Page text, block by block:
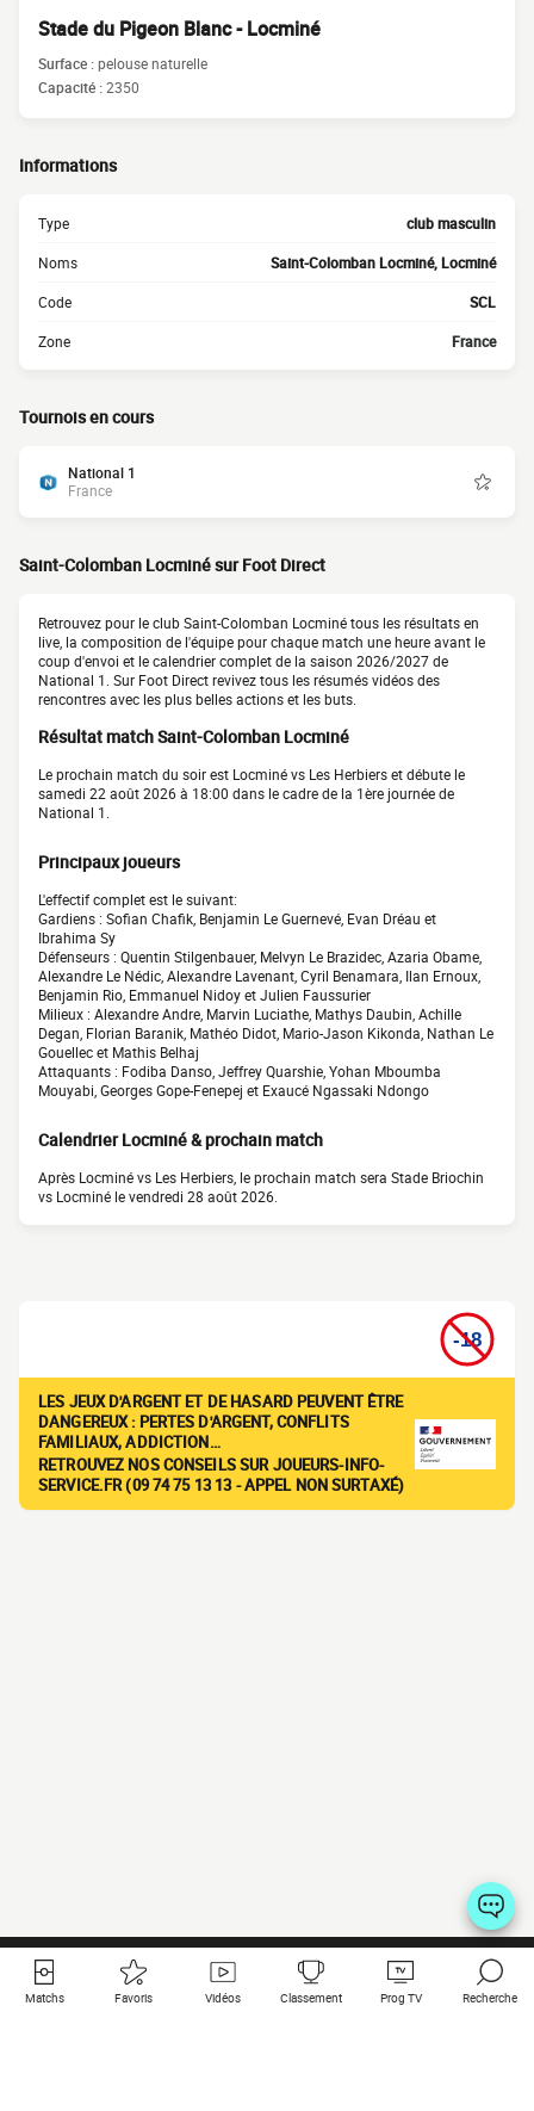
Stade du Pigeon Blanc - Locminé
Surface :pelouse naturelle
Capacité :2350
Informations
Type club masculin
Noms Saint-Colomban Locminé, Locminé
Code SCL
Zone France
Tournois en cours
National 1
France
Saint-Colomban Locminé sur Foot Direct
Retrouvez pour le club Saint-Colomban Locminé tous les résultats en
live, la composition de l'équipe pour chaque match une heure avant le
coup d'envoi et le calendrier complet de la saison 2026/2027 de
National 1. Sur Foot Direct revivez tous les résumés vidéos des
rencontres avec les plus belles actions et les buts.
Résultat match Saint-Colomban Locminé
Le prochain match du soir est Locminé vs Les Herbiers et débute le
samedi 22 août 2026 à 18:00 dans le cadre de la 1ère journée de
National 1.
Principaux joueurs
L'effectif complet est le suivant:
Gardiens : Sofian Chafik, Benjamin Le Guernevé, Evan Dréau et
Ibrahima Sy
Défenseurs : Quentin Stilgenbauer, Melvyn Le Brazidec, Azaria Obame,
Alexandre Le Nédic, Alexandre Lavenant, Cyril Benamara, Ilan Ernoux,
Benjamin Rio, Emmanuel Nidoy et Julien Faussurier
Milieux : Alexandre Andre, Marvin Luciathe, Mathys Daubin, Achille
Degan, Florian Baranik, Mathéo Didot, Mario-Jason Kikonda, Nathan Le
Gouellec et Mathis Belhaj
Attaquants : Fodiba Danso, Jeffrey Quarshie, Yohan Mboumba
Mouyabi, Georges Gope-Fenepej et Exaucé Ngassaki Ndongo
Calendrier Locminé & prochain match
Après Locminé vs Les Herbiers, le prochain match sera Stade Briochin
vs Locminé le vendredi 28 août 2026.
LES JEUX D'ARGENT ET DE HASARD PEUVENT ÊTRE
DANGEREUX : PERTES D'ARGENT, CONFLITS
FAMILIAUX, ADDICTION…
RETROUVEZ NOS CONSEILS SUR JOUEURS-INFO-
SERVICE.FR (09 74 75 13 13 - APPEL NON SURTAXÉ)
Matchs Favoris Vidéos Classement Prog TV Recherche